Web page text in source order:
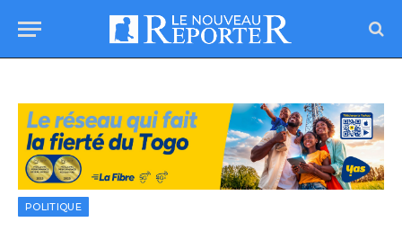
POLITIQUE